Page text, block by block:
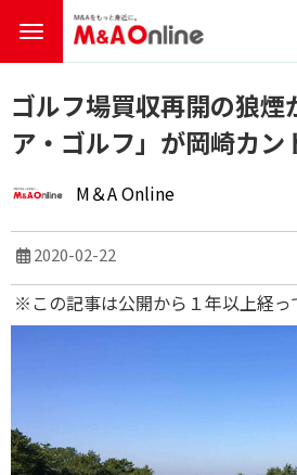
ゴルフ場買収再開の狼煙
ア・ゴルフ」が岡崎カン
M＆A Online
2020-02-22
※この記事は公開から１年以上経っ